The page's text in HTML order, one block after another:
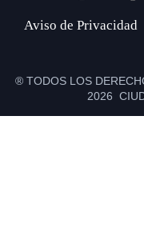
Aviso de Privacidad
® TODOS LOS
2026